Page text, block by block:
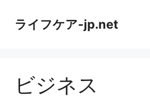
ライフケア-jp.net
ビジネス